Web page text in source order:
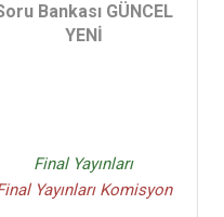
Bankası GÜNCEL
YENİ
Final Yayınları
Yayınları Komisyon